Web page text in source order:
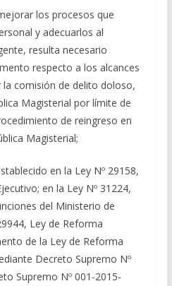
los procesos que
y adecuarlos al
resulta necesario
respecto a los alcances
la comisión de delito doloso,
Magisterial por límite de
de reingreso en
Magisterial;
en la Ley Nº 29158,
en la Ley Nº 31224,
del Ministerio de
Ley de Reforma
de la Ley de Reforma
Decreto Supremo Nº
Supremo Nº 001-2015-